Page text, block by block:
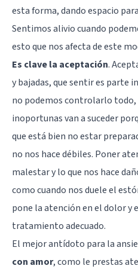
esta forma, dando espacio
Sentimos alivio cuando
esto que nos afecta de este
Es clave la aceptación.
y bajadas, que sentir es parte
no podemos controlarlo todo,
inoportunas van a suceder
que está bien no estar
no nos hace débiles. Poner
malestar y lo que nos hace
como cuando nos duele el
pone la atención en el dolor y
tratamiento adecuado.
El mejor antídoto para la
con amor, como le prestas